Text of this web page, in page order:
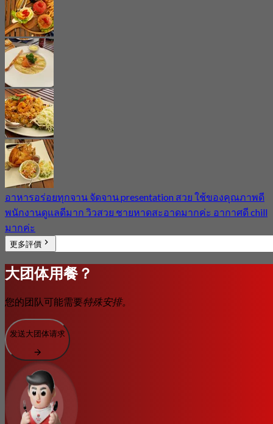
อาหารอร่อยทุกจาน จัดจาน presentation สวย ใช้ของคุณภาพดี
พนักงานดูแลดีมาก วิวสวย ชายหาดสะอาดมากค่ะ อากาศดี chill
มากค่ะ
更多評價
大团体用餐？
您的团队可能需要特殊安排。
发送大团体请求